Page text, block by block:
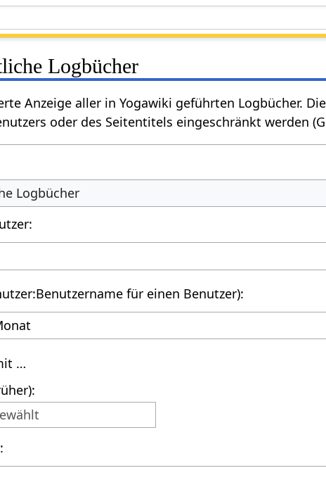
Logbücher
Anzeige aller in Yogawiki geführten Logbücher.
oder des Seitentitels eingeschränkt werden
Logbücher
für einen Benutzer):
…